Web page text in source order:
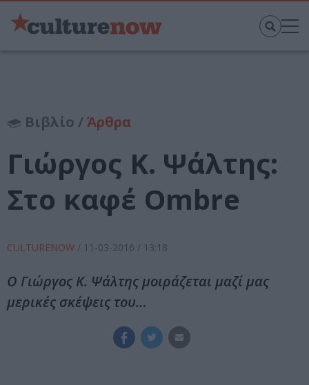
Βιβλίο /Άρθρα
Γιώργος Κ. Ψάλτης:
Στο καφέ Ombre
CULTURENOW / 11-03-2016 / 13:18
Ο Γιώργος Κ. Ψάλτης μοιράζεται μαζί μας
μερικές σκέψεις του…